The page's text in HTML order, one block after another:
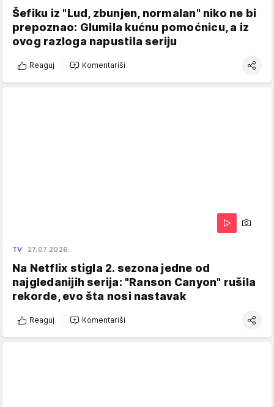
Šefiku iz "Lud, zbunjen, normalan" niko ne bi
prepoznao: Glumila kućnu pomoćnicu, a iz
ovog razloga napustila seriju
Reaguj Komentariši
TV 27.07.2026.
Na Netflix stigla 2. sezona jedne od
najgledanijih serija: "Ranson Canyon" rušila
rekorde, evo šta nosi nastavak
Reaguj Komentariši